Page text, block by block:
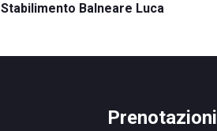
Stabilimento Balneare Luca
Prenotazioni